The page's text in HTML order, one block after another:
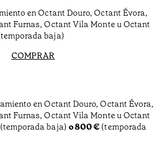
en Octant Douro, Octant Évora,
Furnas, Octant Vila Monte u Octant
baja)
COMPRAR
en Octant Douro, Octant Évora,
Furnas, Octant Vila Monte u Octant
(temporada baja) o 800 € (temporada